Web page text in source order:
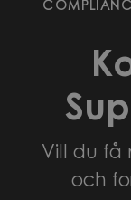
Vill du få
och